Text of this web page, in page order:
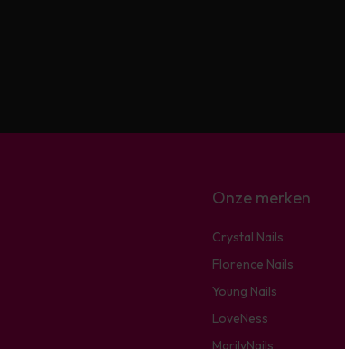
Onze merken
Crystal Nails
Florence Nails
Young Nails
LoveNess
MarilyNails